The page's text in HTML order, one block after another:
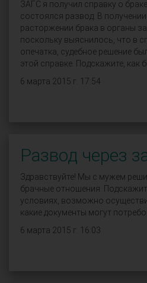
ЗАГС я получил справку о
состоялся развод. В
расторжении брака в органы
поскольку выяснилось, что в
опечатка, судебное решение
этой справке. Подскажите, как
6 марта 2015 г. 17:54
Развод через
Здравствуйте! Мы с мужем
брачные отношения.
условиях, возможно
какие документы могут
6 марта 2015 г. 16:03